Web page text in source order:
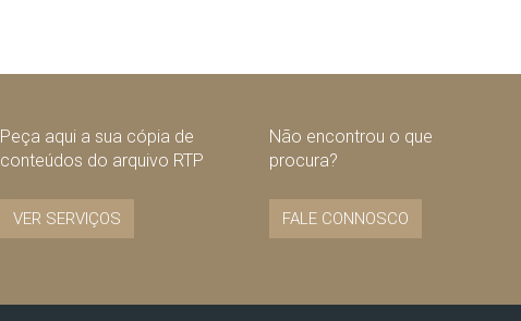
Peça aqui a sua cópia de
conteúdos do arquivo RTP
VER SERVIÇOS
Não encontrou o que
procura?
FALE CONNOSCO